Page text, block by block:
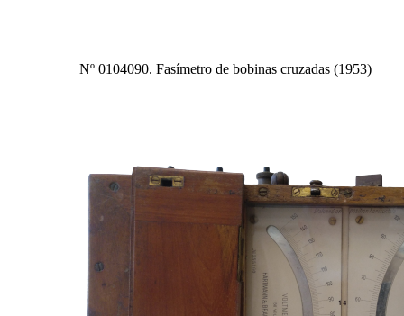
Nº 0104090. Fasímetro de bobinas cruzadas (1953)